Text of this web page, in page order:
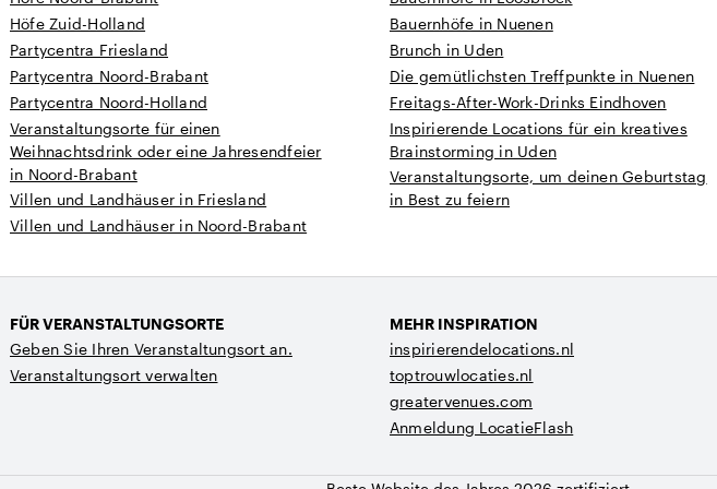
Höfe Zuid-Holland
Partycentra Friesland
Partycentra Noord-Brabant
Partycentra Noord-Holland
Veranstaltungsorte für einen
Weihnachtsdrink oder eine Jahresendfeier
in Noord-Brabant
Villen und Landhäuser in Friesland
Villen und Landhäuser in Noord-Brabant
Bauernhöfe in Nuenen
Brunch in Uden
Die gemütlichsten Treffpunkte in Nuenen
Freitags-After-Work-Drinks Eindhoven
Inspirierende Locations für ein kreatives
Brainstorming in Uden
Veranstaltungsorte, um deinen Geburtstag
in Best zu feiern
FÜR VERANSTALTUNGSORTE
Geben Sie Ihren Veranstaltungsort an.
Veranstaltungsort verwalten
MEHR INSPIRATION
inspirierendelocations.nl
toptrouwlocaties.nl
greatervenues.com
Anmeldung LocatieFlash